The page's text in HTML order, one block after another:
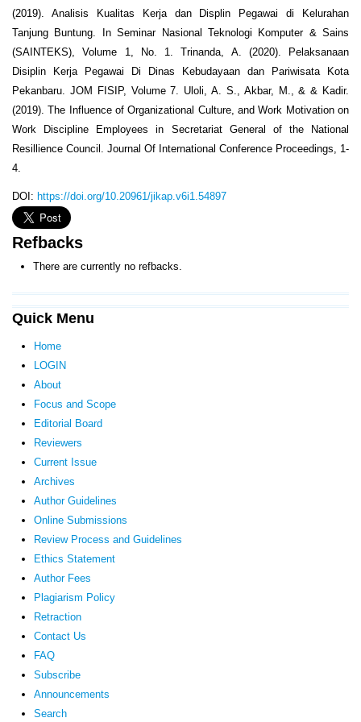
Quick Menu
Home
LOGIN
About
Focus and Scope
Editorial Board
Reviewers
Current Issue
Archives
Author Guidelines
Online Submissions
Review Process and Guidelines
Ethics Statement
Author Fees
Plagiarism Policy
Retraction
Contact Us
FAQ
Subscribe
Announcements
Search
(2019). Analisis Kualitas Kerja dan Displin Pegawai di Kelurahan
Tanjung Buntung. In Seminar Nasional Teknologi Komputer & Sains
(SAINTEKS), Volume 1, No. 1. Trinanda, A. (2020). Pelaksanaan
Disiplin Kerja Pegawai Di Dinas Kebudayaan dan Pariwisata Kota
Pekanbaru. JOM FISIP, Volume 7. Uloli, A. S., Akbar, M., & & Kadir.
(2019). The Influence of Organizational Culture, and Work Motivation on
Work Discipline Employees in Secretariat General of the National
Resillience Council. Journal Of International Conference Proceedings, 1-
4.
DOI: https://doi.org/10.20961/jikap.v6i1.54897
Refbacks
There are currently no refbacks.